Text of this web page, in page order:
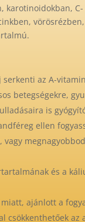
karotinoidokban,
serkenti az A-
betegségekre,
is
ellen
vagy
és a
ajánlott a
csökkenthetőek